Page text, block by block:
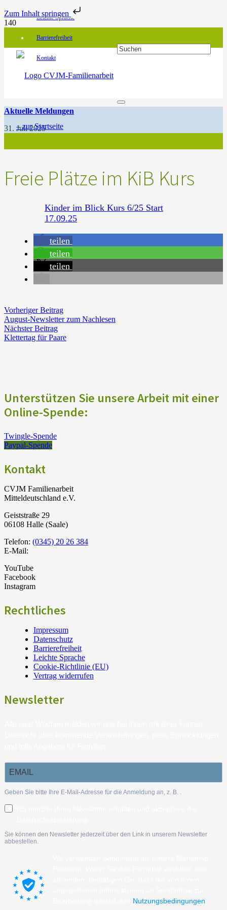
Zum Inhalt springen
Leichte Sprache
Barrierefreiheit
Kontakt
Aktuelle Meldungen
31. Juli 2025
Freie Plätze im KiB Kurs
Kinder im Blick Kurs 6/25 Start
17.09.25
teilen
teilen
teilen
Vorheriger Beitrag
August-Newsletter zum Nachlesen
Nächster Beitrag
Klettertag für Paare
Unterstützen Sie unsere Arbeit mit einer
Online-Spende:
Twingle-Spende
Paypal-Spende
Kontakt
CVJM Familienarbeit
Mitteldeutschland e.V.
Geiststraße 29
06108 Halle (Saale)
Telefon: (0345) 20 26 384
E-Mail:
YouTube
Facebook
Instagram
Rechtliches
Impressum
Datenschutz
Barrierefreiheit
Leichte Sprache
Cookie-Richtlinie (EU)
Vertrag widerrufen
Newsletter
Geben Sie bitte Ihre E-Mail-Adresse für die Anmeldung an, z. B. .
Sie können den Newsletter jederzeit über den Link in unserem Newsletter
abbestellen.
Nutzungsbedingungen